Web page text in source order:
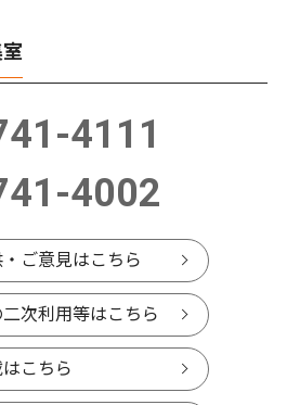
4111
4002
ご意見はこちら
次利用等はこちら
こちら